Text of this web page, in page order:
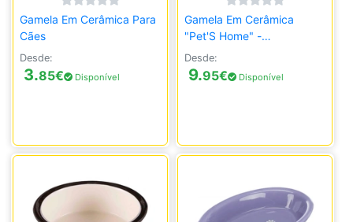
Gamela Em Cerâmica Para
Cães
Desde:
3.85€ Disponível
Gamela Em Cerâmica
"Pet'S Home" -
Branco/Azul
Desde:
9.95€ Disponível